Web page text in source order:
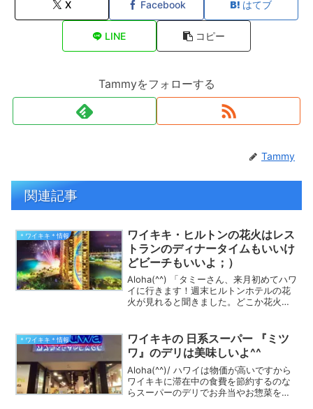
X Facebook はてブ
LINE コピー
Tammyをフォローする
Tammy
関連記事
＊ワイキキ＊情報
ワイキキ・ヒルトンの花火はレス
トランのディナータイムもいいけ
どビーチもいいよ；）
Aloha(^^) 「タミーさん、来月初めてハワ
イに行きます！週末ヒルトンホテルの花
火が見れると聞きました。どこか花火を
合わせを頂きました。毎週金曜日の夜に
ワイキキのヒ...
＊ワイキキ＊情報
ワイキキの 日系スーパー 『ミツ
ワ』のデリは美味しいよ^^
Aloha(^^)/ ハワイは物価が高いですから
ワイキキに滞在中の食費を節約するのな
らスーパーのデリでお弁当やお惣菜を買